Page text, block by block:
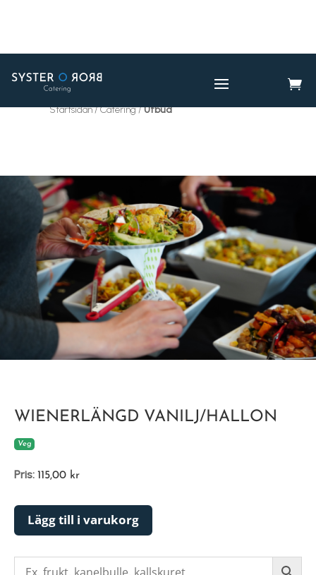

CATERING UTBUD
Startsidan / Catering /Utbud
WIENERLÄNGD VANILJ/HALLON
Veg
Pris: 115,00 kr
Lägg till i varukorg